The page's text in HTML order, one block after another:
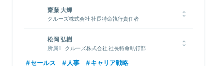
齋藤 大輝
クルーズ株式会社 社長特命執行責任者
採用コンサルティング会社にインターン生として勤務。2014年
から新卒として同採用支援会社に入社、営業として従事。2017
年 クルーズに入社。SHOPLISTの新卒採用とPRを推進、グルー
松岡 弘樹
クルーズ株式会社 社長特命執行部
セールス 人事 キャリア戦略